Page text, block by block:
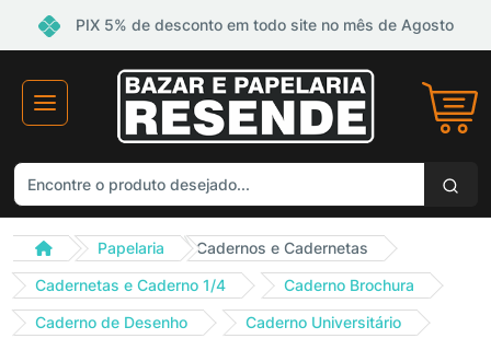
PIX 5% de desconto em todo site no mês de Agosto
Papelaria
Cadernos e Cadernetas
Cadernetas e Caderno 1/4
Caderno Brochura
Caderno de Desenho
Caderno Universitário